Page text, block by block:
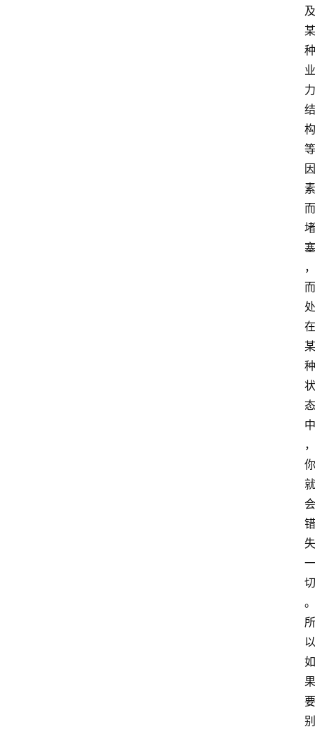
及
某
种
业
力
结
构
等
因
素
而
堵
塞
，
而
处
在
某
种
状
态
中
，
你
就
会
错
失
一
切
。
所
以
如
果
要
别